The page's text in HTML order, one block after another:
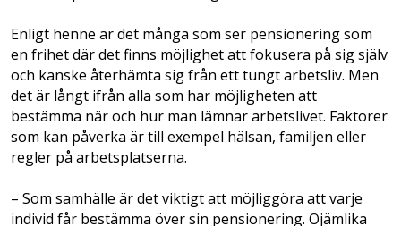
Enligt henne är det många som ser pensionering som
en frihet där det finns möjlighet att fokusera på sig själv
och kanske återhämta sig från ett tungt arbetsliv. Men
det är långt ifrån alla som har möjligheten att
bestämma när och hur man lämnar arbetslivet. Faktorer
som kan påverka är till exempel hälsan, familjen eller
regler på arbetsplatserna.
– Som samhälle är det viktigt att möjliggöra att varje
individ får bestämma över sin pensio­nering. Ojämlika